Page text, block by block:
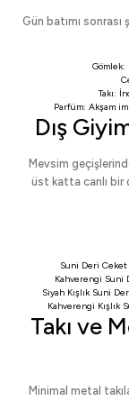
Gün batımı
Gömlek:
Takı:
Parfüm: Akşam
Dış
Mevsim
üst katta canlı bir
Suni Deri Ceket
Kahverengi Suni
Siyah Kışlık Suni
Kahverengi Kışlık
Takı ve
Minimal metal